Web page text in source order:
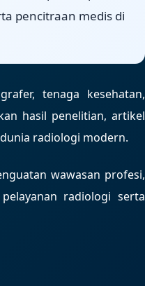
pencitraan medis di
tenaga kesehatan,
hasil penelitian, artikel
radiologi modern.
wawasan profesi,
radiologi serta